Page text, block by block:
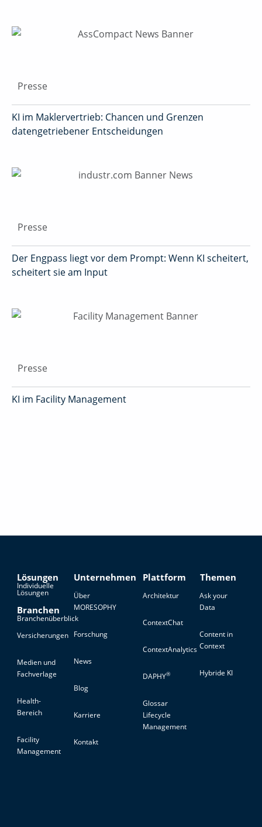
Presse
KI im Maklervertrieb: Chancen und Grenzen
datengetriebener Entscheidungen
Presse
Der Engpass liegt vor dem Prompt: Wenn KI scheitert,
scheitert sie am Input
Presse
KI im Facility Management
Lösungen
Individuelle
Lösungen
Branchen
Branchenüberblick
Versicherungen
Medien und
Fachverlage
Health-
Bereich
Facility
Management
Unternehmen
Über
MORESOPHY
Forschung
News
Blog
Karriere
Kontakt
Plattform
Architektur
ContextChat
ContextAnalytics
DAPHY®
Glossar
Lifecycle
Management
Themen
Ask your
Data
Content in
Context
Hybride KI